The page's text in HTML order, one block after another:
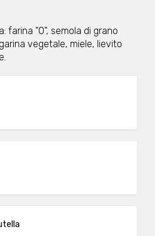
farina "0", semola di grano
vegetale, miele, lievito